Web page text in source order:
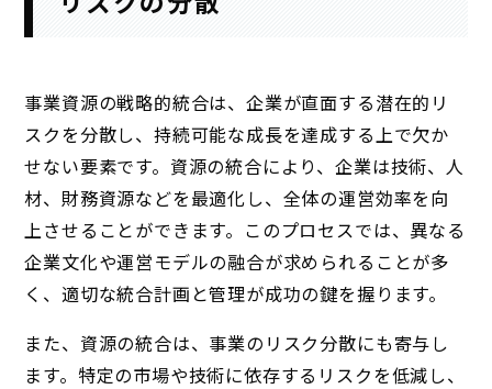
事業資源の戦略的統合は、企業が直面する潜在的リ
スクを分散し、持続可能な成長を達成する上で欠か
せない要素です。資源の統合により、企業は技術、人
材、財務資源などを最適化し、全体の運営効率を向
上させることができます。このプロセスでは、異なる
企業文化や運営モデルの融合が求められることが多
く、適切な統合計画と管理が成功の鍵を握ります。
また、資源の統合は、事業のリスク分散にも寄与し
ます。特定の市場や技術に依存するリスクを低減し、